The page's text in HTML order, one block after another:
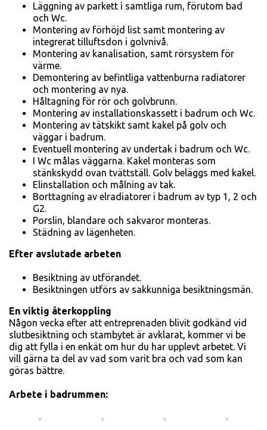
Läggning av parkett i samtliga rum, förutom bad
och Wc.
Montering av förhöjd list samt montering av
integrerat tillufts­don i golvnivå.
Montering av kanalisation, samt rörsystem för
värme.
Demontering av befintliga vat­tenburna radiatorer
och monte­ring av nya.
Håltagning för rör och golv­brunn.
Montering av installationskassett i badrum och Wc.
Montering av tätskikt samt kakel på golv och
väggar i badrum.
Eventuell montering av undertak i badrum och Wc.
I Wc målas väggarna. Kakel mon­teras som
stänkskydd ovan tvätt­ställ. Golv beläggs med kakel.
Elinstallation och målning av tak.
Borttagning av elradiatorer i badrum av typ 1, 2 och
G2.
Porslin, blandare och sakvaror monteras.
Städning av lägenheten.
Efter avslutade arbeten
Besiktning av utförandet.
Be­siktningen utförs av sakkunniga besiktningsmän.
En viktig återkoppling
Någon vecka efter att entreprena­den blivit godkänd vid
slutbesikt­ning och stambytet är avklarat, kommer vi be
dig att fylla i en en­kät om hur du har upplevt arbetet. Vi
vill gärna ta del av vad som varit bra och vad som kan
göras bättre.
Arbete i badrummen: